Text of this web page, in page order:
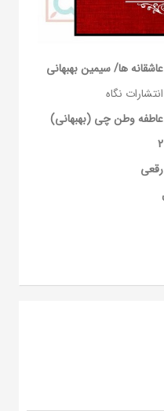
عاشقانه ها/ سیمین بهبهانی
انتشارات نگاه
عاطفه وطن چی (بهبهانی)
2
رقعی